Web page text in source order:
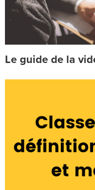
Le guide de la